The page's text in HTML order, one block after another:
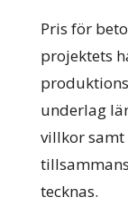
Pris för
projektets
underlag
villkor
tecknas.